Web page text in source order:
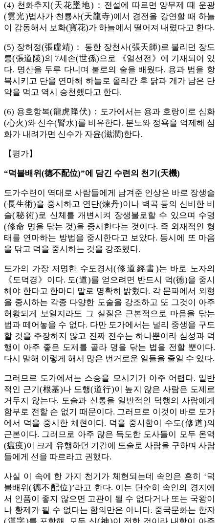
(4) 천화추지(天花墜地)：전설에 따르면 양무제 때 운광
(雲光)법사가 천룡사(天龍寺)에서 경전을 강연할 때 하늘
이 감동해서 보화(寶花)가 하늘에서 떨어져 내렸다고 한다.
(5) 장허정(張虛靖)： 동한 장천사(張天師)로 불리던 장도
릉(張道陵)의 7세손(世孫)으로 《열선전》에 기재되어 있
다. 명산을 두루 다니며 불로의 술을 배웠다. 용과 범을 항
복시키고 단을 연마해 하늘로 올라간 후 닭과 개가 남은 단
약을 먹고 역시 승천했다고 한다.
(6) 용호항복(龍虎降伏)：도가에서는 용과 호랑이로 심화
(心火)와 신수(腎水)를 비유한다. 분노와 정욕을 억제해 심
화가 내려가면 신수가 자윤(滋潤)한다.
【평가】
“덕불배위(德不配位)”에 담긴 수련의 천기(天機)
도가수련이 역대로 사람들에게 남겨준 인상은 바로 장생술
(長生術)을 중시하고 연단(煉丹)이나 벽곡 등의 신비한 비
술(秘術)로 신체를 개변시켜 장생불로할 수 있으며 수명
(修命 명을 닦는 것)을 중시한다는 것이다. 즉 외재적인 형
태를 연마하는 방법을 중시한다고 보았다. 동시에 또 마음
을 닦고 덕을 중시하는 것을 강조했다.
도가의 가장 저명한 수도경서(修道經書)는 바로 노자의
《도덕경》이다. 도(道)를 얻으려면 반드시 덕(德)을 중시
해야 한다고 한마디 말로 명확히 밝혔다. 각 문파에서 외형
을 중시하는 각종 다양한 도술을 강조하고 또 그것이 아주
허황되게 보일지라도 그 실질은 근본적으로 마음을 닦는
법과 떼어놓을 수 없다. 다만 도가에서는 널리 중생을 구도
할 것을 주장하지 않고 진짜 전수는 하나뿐이라 심성과 덕
행이 아주 좋은 도제를 골라 명을 닦는 법을 전할 뿐이다.
다시 말해 이렇게 해서 많은 번거로운 일들을 줄일 수 있다.
그러므로 도가에서는 스승을 모시기가 아주 어렵다. 일반
적인 근기(根基)나 도행(道行)이 높지 않은 사람은 도제로
거두지 않는다. 도술과 신통을 일반적인 덕행의 사람에게
함부로 전할 순 없기 때문이다. 그러므로 이것이 바로 도가
에서 덕을 중시한 체현이다. 덕을 중시함이 수도(修道)의
근본이다. 그러므로 아주 많은 득도한 도사들이 모두 온역
(瘟疫)이 크게 유행하던 기간에 도술로 사람을 구하며 사람
들에게 선을 따르라고 권했다.
사실 이 속에 한 가지 천기가 체현되는데 속인은 흔히 ‘덕
불배위(德不配位)’라고 한다. 이는 단순히 속인의 경지에
서 인품이 좋지 않으면 고관이 될 수 없다거나 또는 국왕이
나 황제가 될 수 없다는 함의만은 아니다. 중국문화는 한자